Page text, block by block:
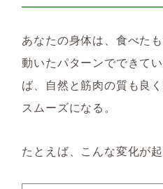
あなたの身体は、食べた
動いたパターンでできて
ば、自然と筋肉の質も良
スムーズになる。
たとえば、こんな変化が起